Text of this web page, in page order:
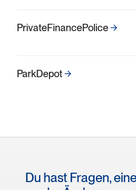
Private­Finance­Police
ParkDepot
Du hast Fragen,